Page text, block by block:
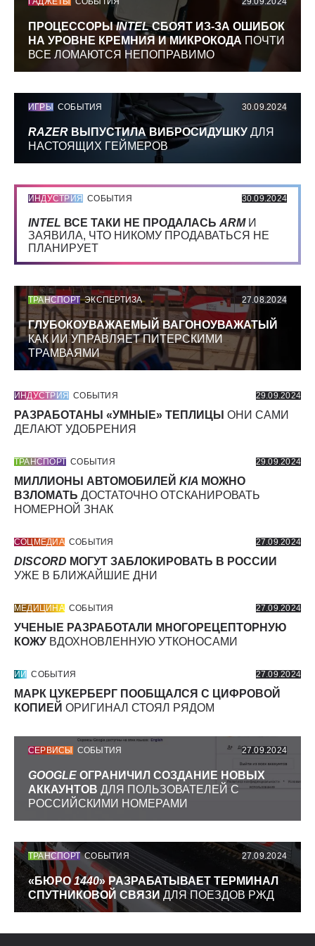
ПРОЦЕССОРЫINTELСБОЯТ ИЗ-ЗА ОШИБОК
НА УРОВНЕ КРЕМНИЯ И МИКРОКОДА ПОЧТИ
ВСЕ ЛОМАЮТСЯ НЕПОПРАВИМО
ИГРЫ СОБЫТИЯ 30.09.2024
RAZER ВЫПУСТИЛА ВИБРОСИДУШКУ ДЛЯ
НАСТОЯЩИХ ГЕЙМЕРОВ
ИНДУСТРИЯ СОБЫТИЯ 30.09.2024
INTEL ВСЕ ТАКИ НЕ ПРОДАЛАСЬ ARMИ
ЗАЯВИЛА, ЧТО НИКОМУ ПРОДАВАТЬСЯ НЕ
ПЛАНИРУЕТ
ТРАНСПОРТ ЭКСПЕРТИЗА 27.08.2024
ГЛУБОКОУВАЖАЕМЫЙ ВАГОНОУВАЖАТЫЙ
КАК ИИ УПРАВЛЯЕТ ПИТЕРСКИМИ
ТРАМВАЯМИ
ИНДУСТРИЯ СОБЫТИЯ 29.09.2024
РАЗРАБОТАНЫ «УМНЫЕ» ТЕПЛИЦЫ ОНИ САМИ
ДЕЛАЮТ УДОБРЕНИЯ
ТРАНСПОРТ СОБЫТИЯ 29.09.2024
МИЛЛИОНЫ АВТОМОБИЛЕЙ KIA МОЖНО
ВЗЛОМАТЬ ДОСТАТОЧНО ОТСКАНИРОВАТЬ
НОМЕРНОЙ ЗНАК
СОЦМЕДИА СОБЫТИЯ 27.09.2024
DISCORD МОГУТ ЗАБЛОКИРОВАТЬ В РОССИИ
УЖЕ В БЛИЖАЙШИЕ ДНИ
МЕДИЦИНА СОБЫТИЯ 27.09.2024
УЧЕНЫЕ РАЗРАБОТАЛИ МНОГОРЕЦЕПТОРНУЮ
КОЖУ ВДОХНОВЛЕННУЮ УТКОНОСАМИ
ИИ СОБЫТИЯ 27.09.2024
МАРК ЦУКЕРБЕРГ ПООБЩАЛСЯ С ЦИФРОВОЙ
КОПИЕЙ ОРИГИНАЛ СТОЯЛ РЯДОМ
СЕРВИСЫ СОБЫТИЯ 27.09.2024
GOOGLE ОГРАНИЧИЛ СОЗДАНИЕ НОВЫХ
АККАУНТОВ ДЛЯ ПОЛЬЗОВАТЕЛЕЙ С
РОССИЙСКИМИ НОМЕРАМИ
ТРАНСПОРТ СОБЫТИЯ 27.09.2024
«БЮРО1440» РАЗРАБАТЫВАЕТ ТЕРМИНАЛ
СПУТНИКОВОЙ СВЯЗИ ДЛЯ ПОЕЗДОВ РЖД